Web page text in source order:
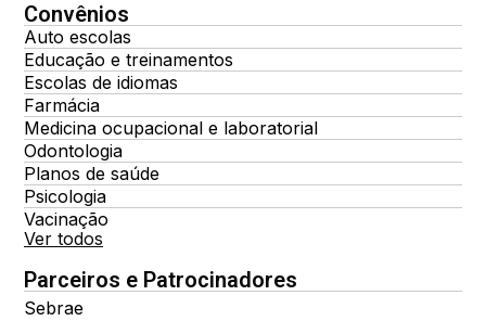
Convênios
Auto escolas
Educação e treinamentos
Escolas de idiomas
Farmácia
Medicina ocupacional e laboratorial
Odontologia
Planos de saúde
Psicologia
Vacinação
Ver todos
Parceiros e Patrocinadores
Sebrae